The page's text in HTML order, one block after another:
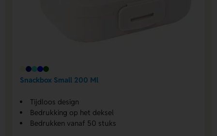
Snackbox Small 200 Ml
Tijdloos design
Bedrukking op het deksel
Bedrukken vanaf 50 stuks